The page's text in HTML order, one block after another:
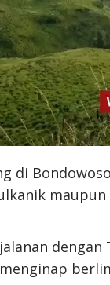
di
dengan